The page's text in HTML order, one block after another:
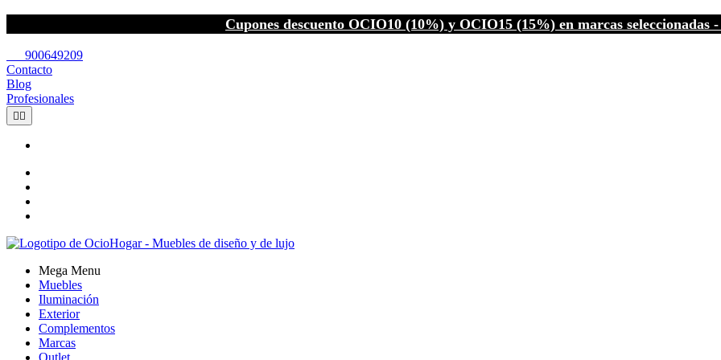
Cupones descuento OCIO10 (10%) y OCIO15 (15%) en marcas seleccionadas
900649209
Contacto
Blog
Profesionales
 
Mega Menu
Muebles
Iluminación
Exterior
Complementos
Marcas
Outlet